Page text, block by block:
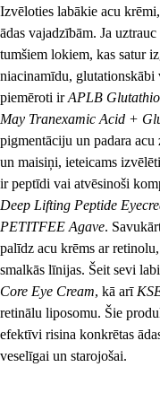
Izvēloties labākie acu
ādas vajadzībām. Ja
tumšiem lokiem, kas satur
niacinamīdu,
piemēroti ir APLB
May Tranexamic Acid +
pigmentāciju un padara
un maisiņi, ieteicams
ir peptīdi vai atvēsinoši
Deep Lifting Peptide
PETITFEE Agave.
palīdz acu krēms ar
smalkās līnijas. Šeit sevi
Core Eye Cream, kā arī
retinālu liposomu. Šie
efektīvi risina konkrētas
veselīgai un starojošai.